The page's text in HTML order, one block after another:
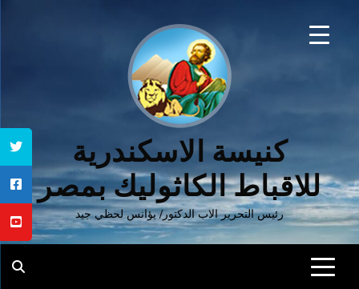
كنيسة الاسكندرية
للاقباط الكاثوليك بمصر
رئيس التحرير الاب الدكتور/ يؤانس لحظي جيد